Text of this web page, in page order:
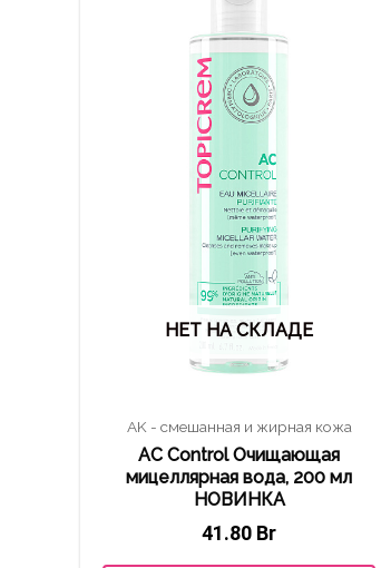
НЕТ НА СКЛАДЕ
AK - смешанная и жирная кожа
AC Control Очищающая
мицеллярная вода, 200 мл
НОВИНКА
41.80 Br